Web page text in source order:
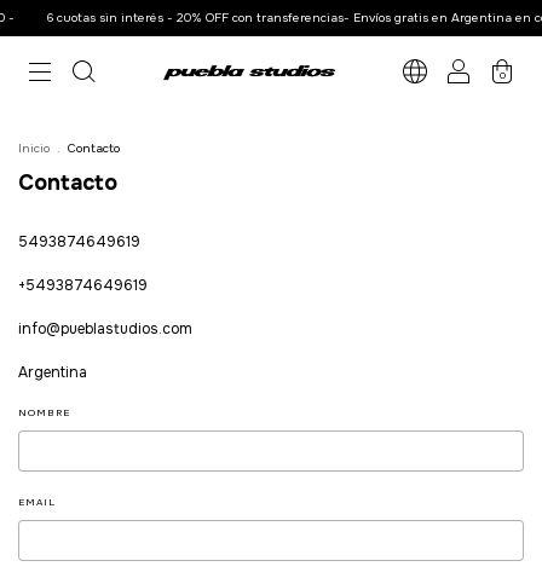
- 6 cuotas sin interés - 20% OFF con transferencias- Envíos gratis en Argentina en
0
Inicio . Contacto
Contacto
5493874649619
+5493874649619
info@pueblastudios.com
Argentina
NOMBRE
EMAIL